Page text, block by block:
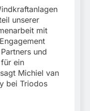
unserer
mit
und
ein
Michiel van
bei Triodos